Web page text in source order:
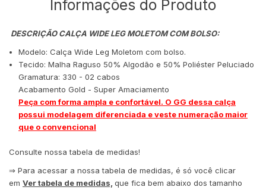
Informações do Produto
DESCRIÇÃO CALÇA WIDE LEG MOLETOM COM BOLSO:
Modelo: Calça Wide Leg Moletom com bolso.
Tecido: Malha Raguso 50% Algodão e 50% Poliéster Peluciado
​Gramatura: 330 - 02 cabos
Acabamento Gold - Super Amaciamento
Peça com forma ampla e confortável. O GG dessa calça
possui modelagem diferenciada e veste numeração maior
que o convencional
Consulte nossa tabela de medidas!
⇒ Para acessar a nossa tabela de medidas, é só você clicar
em Ver tabela de medidas, que fica bem abaixo dos tamanho